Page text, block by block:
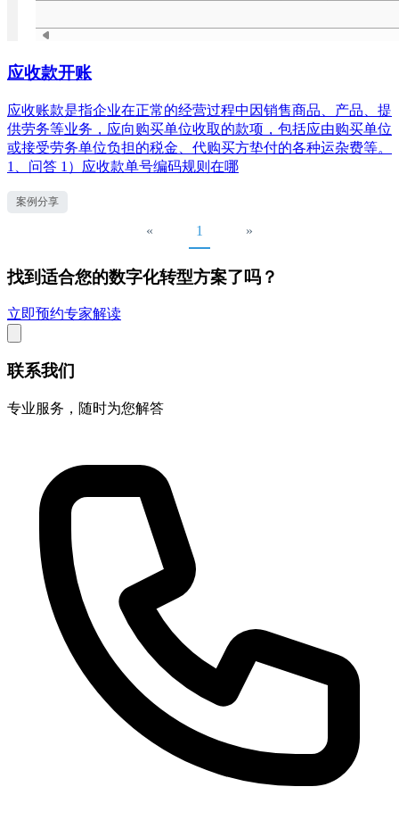
应收款开账
应收账款是指企业在正常的经营过程中因销售商品、产品、提
供劳务等业务，应向购买单位收取的款项，包括应由购买单位
或接受劳务单位负担的税金、代购买方垫付的各种运杂费等。
1、问答 1）应收款单号编码规则在哪
案例分享
« 1 »
找到适合您的数字化转型方案了吗？
立即预约专家解读
联系我们
专业服务，随时为您解答